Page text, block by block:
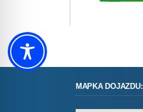
MAPKA DOJAZDU: